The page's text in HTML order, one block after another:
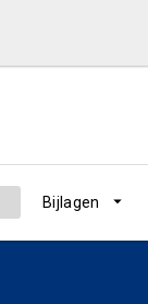
Bijlagen